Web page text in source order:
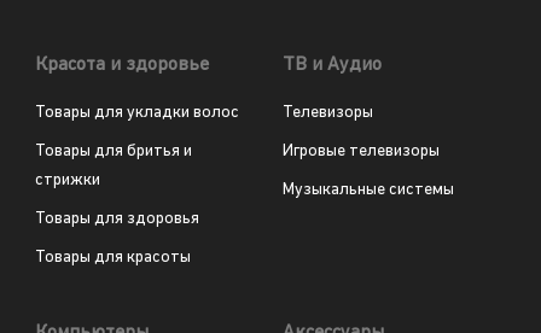
Красота и здоровье
Товары для укладки волос
Товары для бритья и
стрижки
Товары для здоровья
Товары для красоты
ТВ и Аудио
Телевизоры
Игровые телевизоры
Музыкальные системы